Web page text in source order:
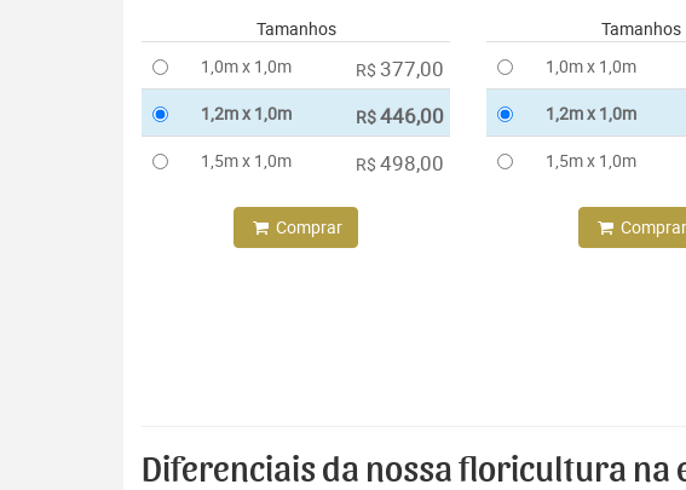
Tamanhos
1,0m x 1,0m
R$ 377,00
1,2m x 1,0m R$446,00
1,5m x 1,0m R$ 498,00
Comprar
Tamanhos
1,0m x 1,0m
1,2m x 1,0m
1,5m x 1,0m
Comprar
Diferenciais da nossa floricultura na